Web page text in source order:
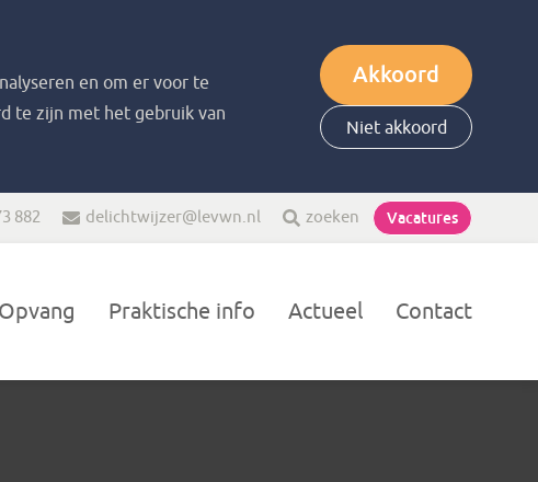
en om er voor te
te zijn met het gebruik van
Akkoord
Niet akkoord
882 delichtwijzer@levwn.nl zoeken Vacatures
Opvang Praktische info Actueel Contact